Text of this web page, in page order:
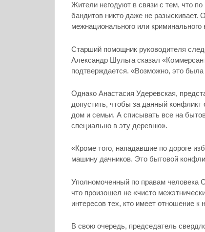
Жители негодуют в связи с тем, что
бандитов никто даже не разыскивает.
межнационального или
Старший помощник руководителя
Александр Шульга сказал
подтверждается. «Возможно, это
Однако Анастасия Удеревская,
допустить, чтобы за данный
дом и семьи. А списывать все на
специально в эту деревню».
«Кроме того, нападавшие по дороге
машину дачников. Это бытовой
Уполномоченный по правам человека
что произошел не «чисто
интересов тех, кто имеет отношение к
В свою очередь, председатель